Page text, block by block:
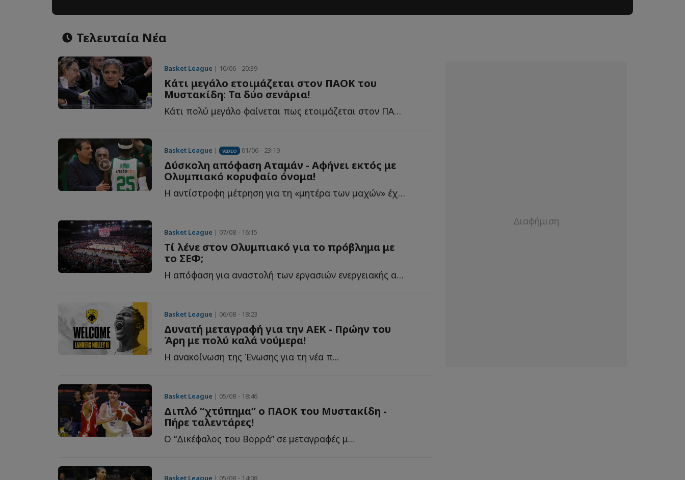
Τελευταία Νέα
Basket League | 10/06 - 20:39
Κάτι μεγάλο ετοιμάζεται στον ΠΑΟΚ του
Μυστακίδη: Τα δύο σενάρια!
Κάτι πολύ μεγάλο φαίνεται πως ετοιμάζεται στον ΠΑΟΚ τ...
Basket League | VIDEO 01/06 - 23:19
Δύσκολη απόφαση Αταμάν - Αφήνει εκτός με
Ολυμπιακό κορυφαίο όνομα!
Η αντίστροφη μέτρηση για τη «μητέρα των μαχών» έχει ξ...
Basket League | 07/08 - 16:15
Τί λένε στον Ολυμπιακό για το πρόβλημα με
το ΣΕΦ;
Η απόφαση για αναστολή των εργασιών ενεργειακής αναβάθμισης δ...
Basket League | 06/08 - 18:23
Δυνατή μεταγραφή για την ΑΕΚ - Πρώην του
Άρη με πολύ καλά νούμερα!
Η ανακοίνωση της Ένωσης για τη νέα π...
Basket League | 05/08 - 18:46
Διπλό “χτύπημα” ο ΠΑΟΚ του Μυστακίδη -
Πήρε ταλεντάρες!
Ο “Δικέφαλος του Βορρά” σε μεταγραφές μ...
Basket League | 05/08 - 14:08